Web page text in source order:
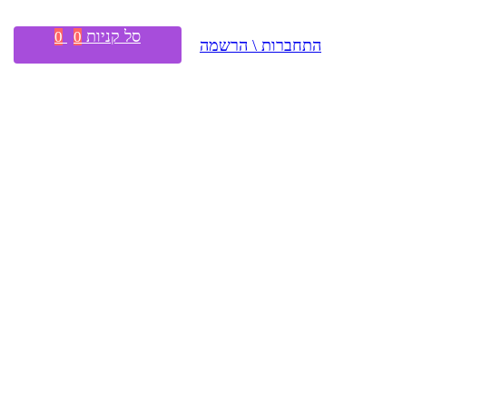
התחברות \ הרשמה סל קניות 0
0